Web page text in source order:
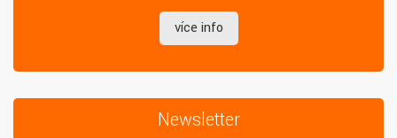
více info
Newsletter